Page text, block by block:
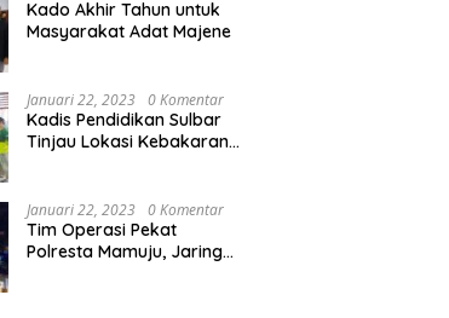
Kado Akhir Tahun untuk
Masyarakat Adat Majene
Januari 22, 2023 0 Komentar
Kadis Pendidikan Sulbar
Tinjau Lokasi Kebakaran
Januari 22, 2023 0 Komentar
Tim Operasi Pekat
Polresta Mamuju, Jaring